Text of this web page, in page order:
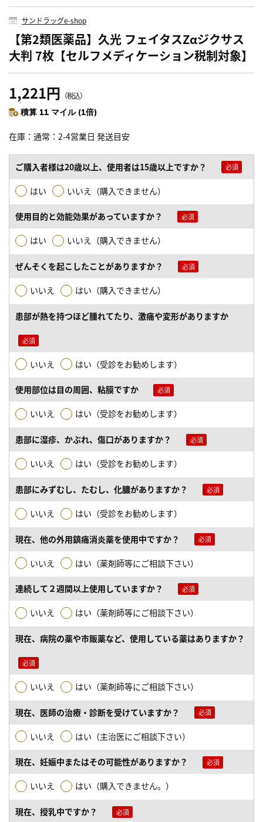
サンドラッグe-shop
【第2類医薬品】久光 フェイタスZαジクサス
大判 7枚【セルフメディケーション税制対象】
1,221円 （税込）
積算 11 マイル (1倍)
在庫 通常：2-4営業日 発送目安
ご購入者様は20歳以上、使用者は15歳以上ですか？
はい いいえ（購入できません）
使用目的と効能効果があっていますか？
はい いいえ（購入できません）
ぜんそくを起こしたことがありますか？
いいえ はい（購入できません）
患部が熱を持つほど腫れてたり、激痛や変形がありますか
いいえ はい（受診をお勧めします）
使用部位は目の周囲、粘膜ですか
いいえ はい（受診をお勧めします）
患部に湿疹、かぶれ、傷口がありますか？
いいえ はい（受診をお勧めします）
患部にみずむし、たむし、化膿がありますか？
いいえ はい（受診をお勧めします）
現在、他の外用鎮痛消炎薬を使用中ですか？
いいえ はい（薬剤師等にご相談下さい）
連続して２週間以上使用していますか？
いいえ はい（薬剤師等にご相談下さい）
現在、病院の薬や市販薬など、使用している薬はありますか？
いいえ はい（薬剤師等にご相談下さい）
現在、医師の治療・診断を受けていますか？
いいえ はい（主治医にご相談下さい）
現在、妊娠中またはその可能性がありますか？
いいえ はい（購入できません。）
現在、授乳中ですか？